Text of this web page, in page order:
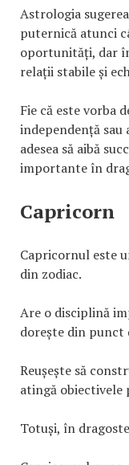
Astrologia
puternică atunci
oportunități, dar
relații stabile și
Fie că este vorba
independență sau
adesea să aibă
importante în
Capricorn
Capricornul este
din zodiac.
Are o disciplină
dorește din punct
Reușește să
atingă obiectivele
Totuși, în